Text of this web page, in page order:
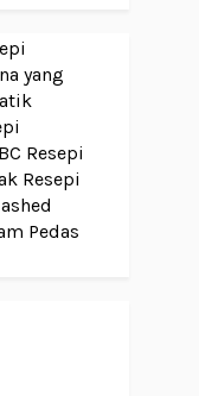
yang
Resepi
Resepi
Pedas